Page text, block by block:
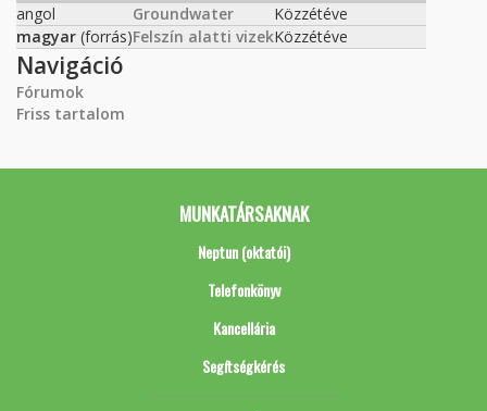
angol
Groundwater
Közzétéve
magyar (forrás)Felszín alatti vizekKözzétéve
Navigáció
Fórumok
Friss tartalom
MUNKATÁRSAKNAK
Neptun (oktatói)
Telefonkönyv
Kancellária
Segítségkérés